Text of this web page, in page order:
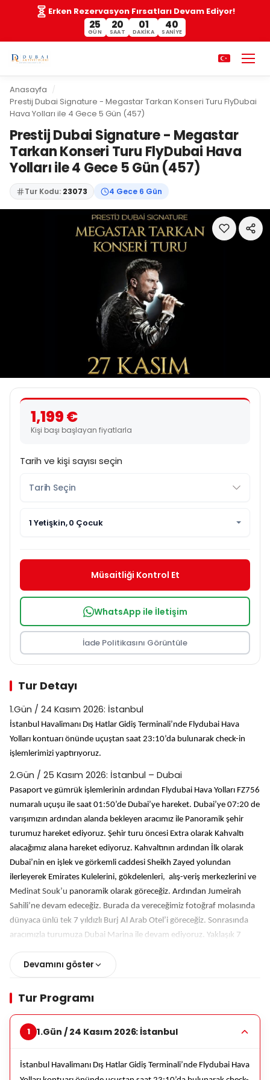
Erken Rezervasyon Fırsatları Devam Ediyor!
25
GÜN
20
SAAT
01
DAKIKA
39
SANIYE
Anasayfa
Prestij Dubai Signature - Megastar Tarkan Konseri Turu FlyDubai
Hava Yolları ile 4 Gece 5 Gün (457)
Prestij Dubai Signature - Megastar
Tarkan Konseri Turu FlyDubai Hava
Yolları ile 4 Gece 5 Gün (457)
Tur Kodu: 23073 4 Gece 6 Gün
Tur Detayı
1.Gün / 24 Kasım 2026: İstanbul
İstanbul Havalimanı Dış Hatlar Gidiş Terminali’nde Flydubai Hava
Yolları kontuarı önünde uçuştan saat 23:10’da bulunarak check-in
işlemlerimizi yaptırıyoruz.
2.Gün / 25 Kasım 2026: İstanbul – Dubai
Pasaport ve gümrük işlemlerinin ardından Flydubai Hava Yolları FZ756
numaralı uçuşu ile saat 01:50’de Dubai’ye hareket. Dubai’ye 07:20 de
varışımızın ardından alanda bekleyen aracımız ile Panoramik şehir
turumuz hareket ediyoruz. Şehir turu öncesi Extra olarak Kahvaltı
alacağımız alana hareket ediyoruz. Kahvaltının ardından İlk olarak
Dubai’nin en işlek ve görkemli caddesi Sheikh Zayed yolundan
ilerleyerek Emirates Kulelerini, gökdelenleri, alış-veriş merkezlerini ve
Medinat Souk’u panoramik olarak göreceğiz. Ardından Jumeirah
Sahili’ne devam edeceğiz. Burada da vereceğimiz fotoğraf molasında
dünyaca ünlü tek 7 yıldızlı Burj Al Arab Otel’i göreceğiz. Sonrasında
aracımızla turumuza Dubai Marina ile devam ediyoruz. Yaklaşık 7
Km’lik bir yürüyüş yoluna sahip, restoranlar ve cafeler ile çevrili Dubai
Marina ‘da kısa bir serbest zamanın ardından
ediyoruz ve otellerin check-in saati itibariyle giriş işlemlerimizi
tamamlıyoruz. Dileyen misafirlerimiz akşam saatlerinde ekstra
düzenlenecek olan “Yemekli
Show ve Dubai Mall Turu’
Ekstra Tur: Yemekli Dhow Cruıse Tekne Turu ile Fountain Show ve
Devamını göster
Tur Programı
1.Gün / 24 Kasım 2026: İstanbul
İstanbul Havalimanı Dış Hatlar Gidiş Terminali’nde Flydubai Hava
1,199 €
Kişi başı başlayan fiyatlarla
Tarih ve kişi sayısı seçin
1 Yetişkin, 0 Çocuk
Müsaitliği Kontrol Et
WhatsApp ile İletişim
İade Politikasını Görüntüle